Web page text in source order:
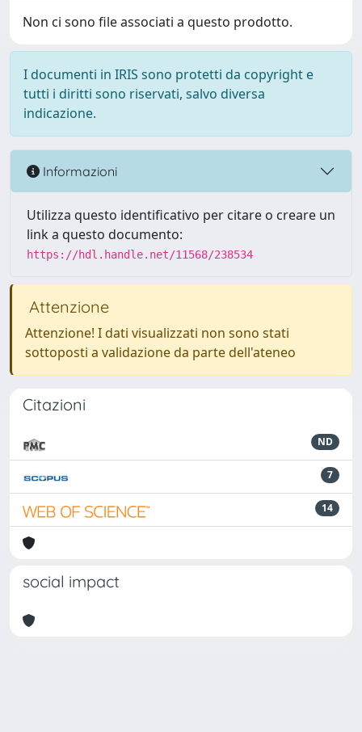
Non ci sono file associati a questo prodotto.
I documenti in IRIS sono protetti da copyright e
tutti i diritti sono riservati, salvo diversa
indicazione.
Informazioni
Utilizza questo identificativo per citare o creare un
link a questo documento:
https://hdl.handle.net/11568/238534
Attenzione
Attenzione! I dati visualizzati non sono stati
sottoposti a validazione da parte dell'ateneo
Citazioni
ND
7
14
social impact